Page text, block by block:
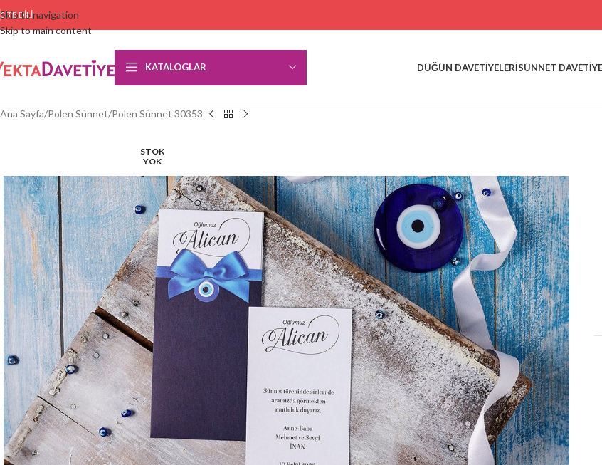
Skip to navigation
Skip to main content
SITE DILI
KATALOGLAR DÜĞÜN DAVETIYELERISÜNNET
Ana Sayfa Polen Sünnet Polen Sünnet 30353
STOK
YOK